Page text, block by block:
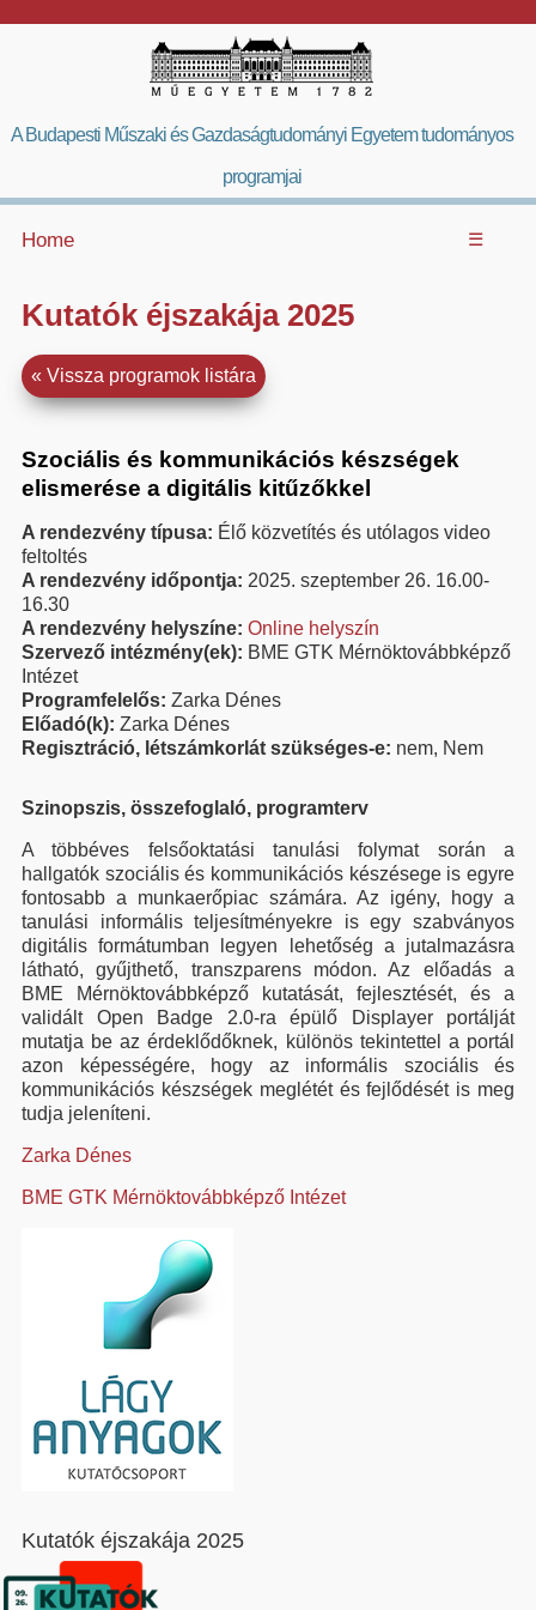
A Budapesti Műszaki és Gazdaságtudományi Egyetem tudományos
programjai
Home ☰
Kutatók éjszakája 2025
Vissza programok listára
Szociális és kommunikációs készségek
elismerése a digitális kitűzőkkel
A rendezvény típusa: Élő közvetítés és utólagos video
feltoltés
A rendezvény időpontja: 2025. szeptember 26. 16.00-
16.30
A rendezvény helyszíne: Online helyszín
Szervező intézmény(ek): BME GTK Mérnöktovábbképző
Intézet
Programfelelős: Zarka Dénes
Előadó(k): Zarka Dénes
Regisztráció, létszámkorlát szükséges-e: nem, Nem
Szinopszis, összefoglaló, programterv
A többéves felsőoktatási tanulási folymat során a
hallgatók szociális és kommunikációs készésege is egyre
fontosabb a munkaerőpiac számára. Az igény, hogy a
tanulási informális teljesítményekre is egy szabványos
digitális formátumban legyen lehetőség a jutalmazásra
látható, gyűjthető, transzparens módon. Az előadás a
BME Mérnöktovábbképző kutatását, fejlesztését, és a
validált Open Badge 2.0-ra épülő Displayer portálját
mutatja be az érdeklődőknek, különös tekintettel a portál
azon képességére, hogy az informális szociális és
kommunikációs készségek meglétét és fejlődését is meg
tudja jeleníteni.
Zarka Dénes
BME GTK Mérnöktovábbképző Intézet
Kutatók éjszakája 2025